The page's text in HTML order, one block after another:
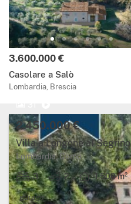
3.600.000 €
Casolare a Salò
Lombardia, Brescia
2.450.000 €
Villa a Longone al Segrino
Lombardia, Como
3 2 1.500 m²
garage